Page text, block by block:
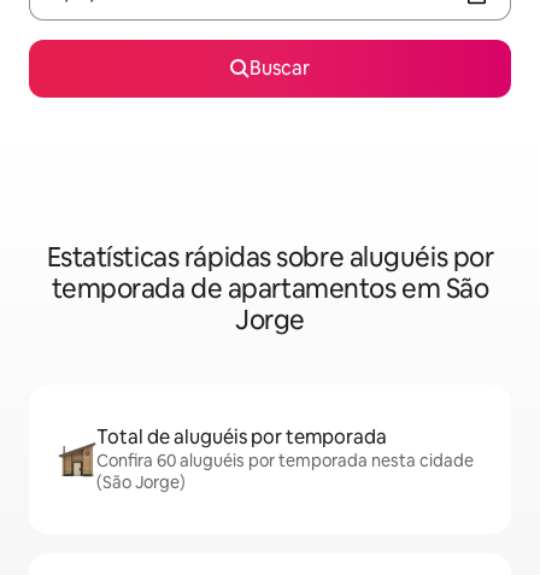
Buscar
Estatísticas rápidas sobre aluguéis por
temporada de apartamentos em São
Jorge
Total de aluguéis por temporada
Confira 60 aluguéis por temporada nesta cidade
(São Jorge)